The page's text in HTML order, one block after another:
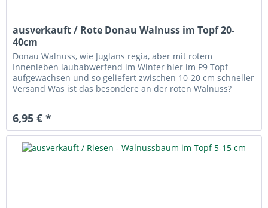
ausverkauft / Rote Donau Walnuss im Topf 20-
40cm
Donau Walnuss, wie Juglans regia, aber mit rotem
Innenleben laubabwerfend im Winter hier im P9 Topf
aufgewachsen und so geliefert zwischen 10-20 cm schneller
Versand Was ist das besondere an der roten Walnuss?
6,95 € *